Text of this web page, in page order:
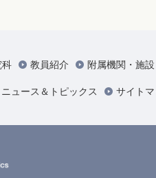
科 教員紹介 附属機関・施
ニュース＆トピックス サイト